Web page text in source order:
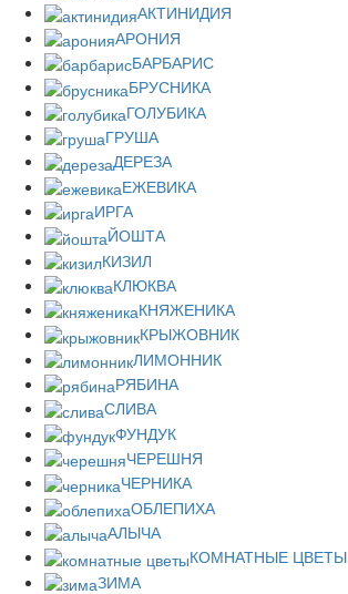
АКТИНИДИЯ
АРОНИЯ
БАРБАРИС
БРУСНИКА
ГОЛУБИКА
ГРУША
ДЕРЕЗА
ЕЖЕВИКА
ИРГА
ЙОШТА
КИЗИЛ
КЛЮКВА
КНЯЖЕНИКА
КРЫЖОВНИК
ЛИМОННИК
РЯБИНА
СЛИВА
ФУНДУК
ЧЕРЕШНЯ
ЧЕРНИКА
ОБЛЕПИХА
АЛЫЧА
КОМНАТНЫЕ ЦВЕТЫ
ЗИМА